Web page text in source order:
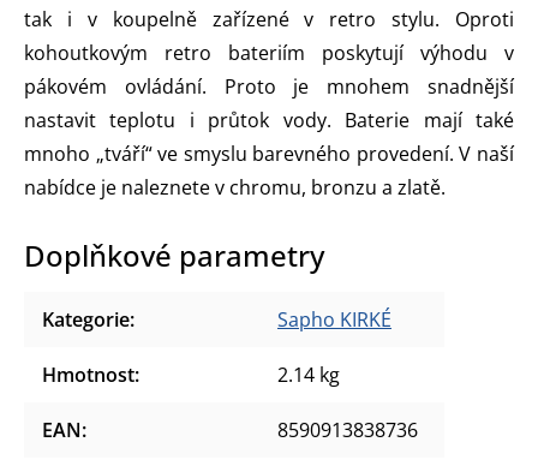
tak i v koupelně zařízené v retro stylu. Oproti
kohoutkovým retro bateriím poskytují výhodu v
pákovém ovládání. Proto je mnohem snadnější
nastavit teplotu i průtok vody. Baterie mají také
mnoho „tváří“ ve smyslu barevného provedení. V naší
nabídce je naleznete v chromu, bronzu a zlatě.
Doplňkové parametry
Kategorie: Sapho KIRKÉ
Hmotnost: 2.14 kg
EAN: 8590913838736